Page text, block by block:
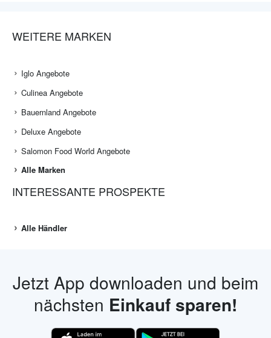
WEITERE MARKEN
Iglo Angebote
Culinea Angebote
Bauernland Angebote
Deluxe Angebote
Salomon Food World Angebote
Alle Marken
INTERESSANTE PROSPEKTE
Alle Händler
Jetzt App downloaden und beim
nächsten Einkauf sparen!